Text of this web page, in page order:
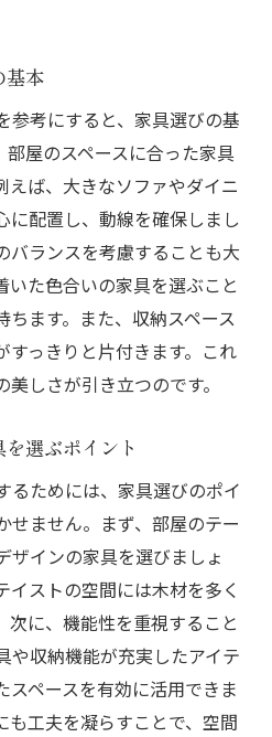
基本
参考にすると、家具選びの基
屋のスペースに合った家具
えば、大きなソファやダイニ
に配置し、動線を確保しまし
バランスを考慮することも大
いた色合いの家具を選ぶこと
ちます。また、収納スペース
すっきりと片付きます。これ
しさが引き立つのです。
選ぶポイント
るためには、家具選びのポイ
せません。まず、部屋のテー
ザインの家具を選びましょ
イストの空間には木材を多く
次に、機能性を重視すること
や収納機能が充実したアイテ
スペースを有効に活用できま
も工夫を凝らすことで、空間